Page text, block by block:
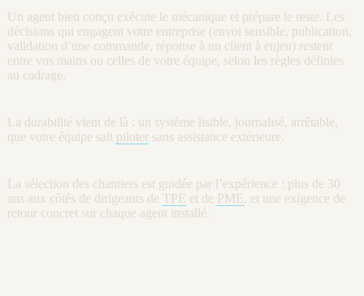
Un agent bien conçu exécute le mécanique et prépare le reste. Les
décisions qui engagent votre entreprise (envoi sensible, publication,
validation d’une commande, réponse à un client à enjeu) restent
entre vos mains ou celles de votre équipe, selon les règles définies
au cadrage.
La durabilité vient de là : un système lisible, journalisé, arrêtable,
que votre équipe sait pilotersans assistance extérieure.
La sélection des chantiers est guidée par l’expérience : plus de 30
ans aux côtés de dirigeants de TPE et de PME, et une exigence de
retour concret sur chaque agent installé.